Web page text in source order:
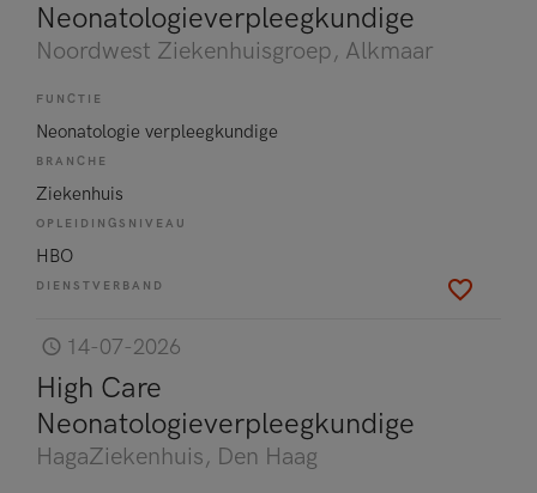
Neonatologieverpleegkundige
Noordwest Ziekenhuisgroep, Alkmaar
FUNCTIE
Neonatologie verpleegkundige
BRANCHE
Ziekenhuis
OPLEIDINGSNIVEAU
HBO
DIENSTVERBAND
14-07-2026
High Care
Neonatologieverpleegkundige
HagaZiekenhuis, Den Haag